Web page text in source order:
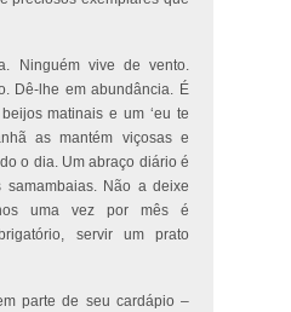
Ninguém vive de vento.
Dê-lhe em abundância. É
matinais e um ‘eu te
as mantém viçosas e
o dia. Um abraço diário é
Não a deixe
uma vez por mês é
servir um prato
parte de seu cardápio –